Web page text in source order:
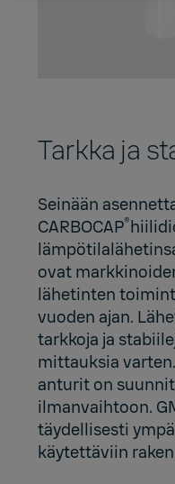
Tarkka ja
Seinään
CARBOCAP®
ovat
lähetinten
vuoden ajan.
tarkkoja ja
mittauksia
anturit on
ilmanvaihtoon.
täydellisesti
käytettäviin